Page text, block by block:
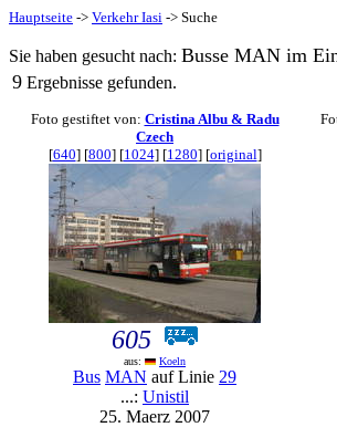
Hauptseite -> Verkehr Iasi -> Suche
Sie haben gesucht nach: Busse MAN im
9 Ergebnisse gefunden.
Foto gestiftet von: Cristina Albu & Radu
Czech
[640] [800] [1024] [1280] [original]
605
aus: Koeln
Bus MAN auf Linie 29
...: Unistil
25. Maerz 2007